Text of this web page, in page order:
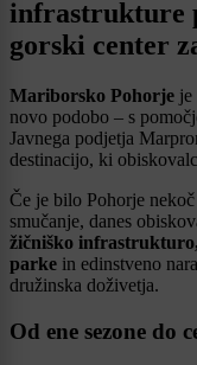
infrastrukture
gorski center
Mariborsko Pohorje
novo podobo – s
Javnega podjetja
destinacijo, ki
Če je bilo Pohorje
smučanje, danes
žičniško
parke in edinstveno
družinska doživetja.
Od ene sezone do